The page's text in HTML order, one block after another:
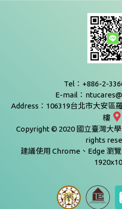
Tel：+886-2-
E-mail：
Address：106319台北市大安區
樓
Copyright © 2020 國立臺灣大
rights
建議使用 Chrome、Edge 瀏